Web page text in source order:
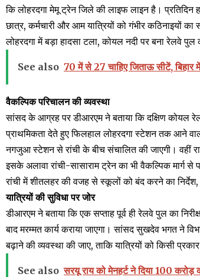
कि लोहरदगा मेमू ट्रेन जिले की लाइफ लाइन है।
छात्र, कर्मचारी और आम यात्रियों को गंभीर कठिनाइयों का
लोहरदगा में बड़ा हादसा टला, कोयल नदी पर बना रेलवे पुल
See also 70 में से 27 चाहिए जिताऊ सीटें,
वैकल्पिक परिचालन की व्यवस्था
सांसद के आग्रह पर डीआरएम ने बताया कि दक्षिण कोयल
प्राथमिकता देते हुए फिलहाल लोहरदगा स्टेशन तक आने
नगजुआ स्टेशन से रांची के बीच संचालित की जाएगी। वहीं
इसके अलावा रांची-सासाराम ट्रेन का भी वैकल्पिक मार्ग से
रांची में शीतलहर की वजह से स्कूलों को बंद करने का
यात्रियों की सुविधा पर जोर
डीआरएम ने बताया कि एक सप्ताह पूर्व ही रेलवे पुल का
बाद मरम्मत कार्य कराया जाएगा। सांसद सुखदेव भगत ने
बढ़ाने की व्यवस्था की जाए, ताकि यात्रियों को किसी
See also सरयू राय को मेनहर्ट ने दिया 100 करोड़